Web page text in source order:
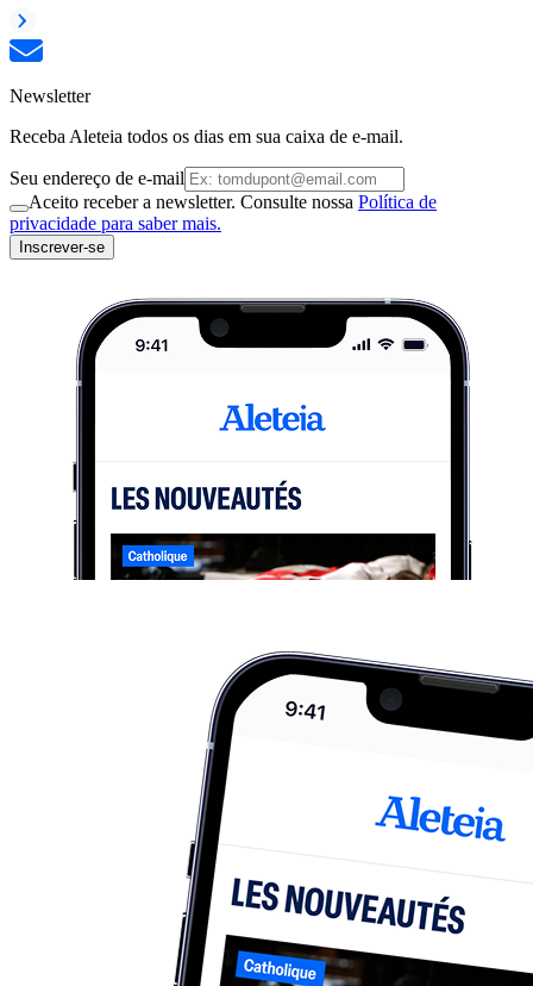
Newsletter
Receba Aleteia todos os dias em sua caixa de e-mail.
Seu endereço de e-mail
Aceito receber a newsletter. Consulte nossa Política de
privacidade para saber mais.
Inscrever-se